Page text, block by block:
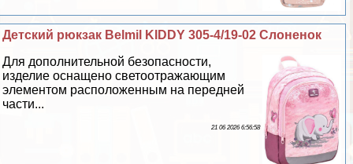
Детский рюкзак Belmil KIDDY 305-4/19-02 Слоненок
Для дополнительной безопасности,
изделие оснащено светоотражающим
элементом расположенным на передней
части...
21 06 2026 6:56:58